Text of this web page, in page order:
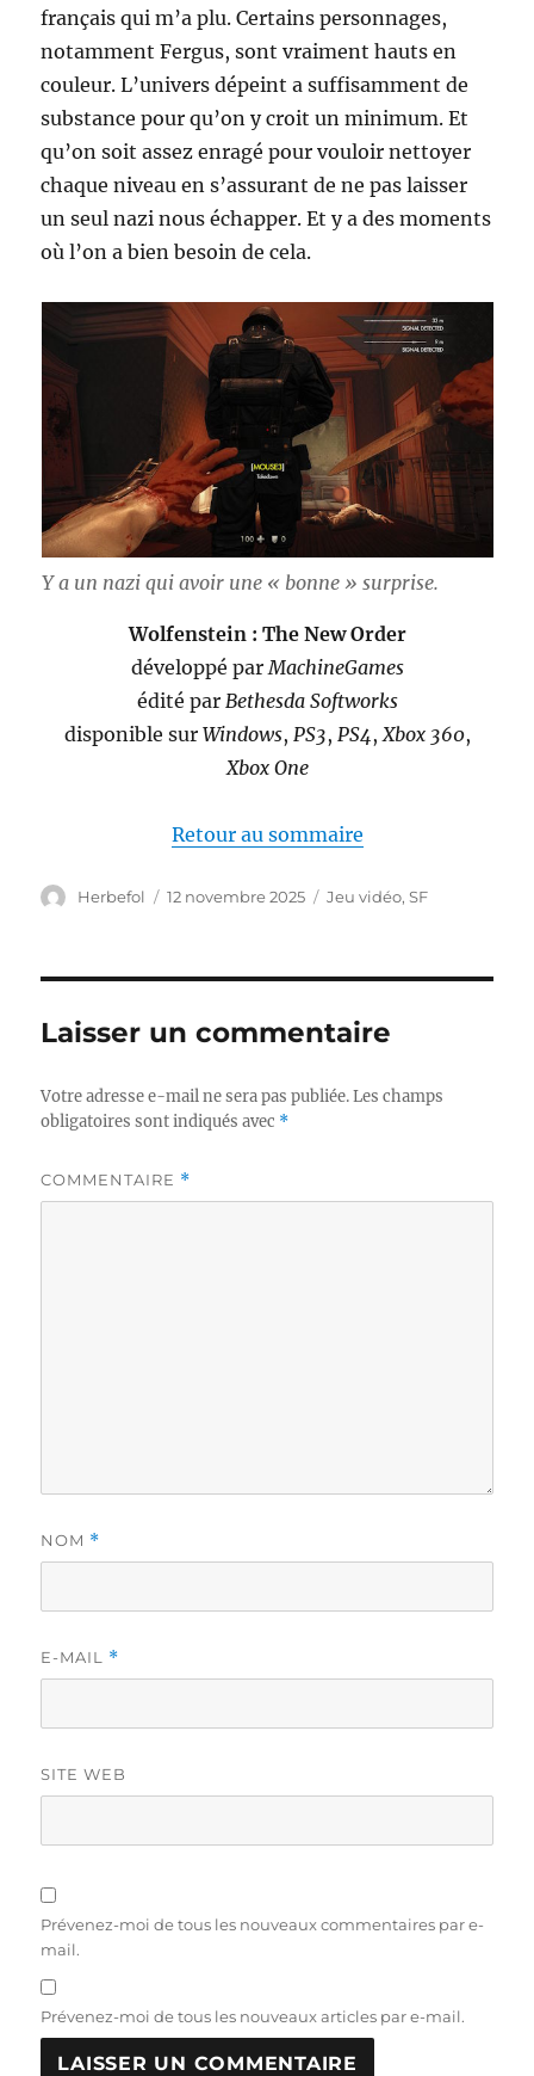
français qui m’a plu. Certains personnages,
notamment Fergus, sont vraiment hauts en
couleur. L’univers dépeint a suffisamment de
substance pour qu’on y croit un minimum. Et
qu’on soit assez enragé pour vouloir nettoyer
chaque niveau en s’assurant de ne pas laisser
un seul nazi nous échapper. Et y a des moments
où l’on a bien besoin de cela.
Y a un nazi qui avoir une « bonne » surprise.
Wolfenstein : The New Order
développé parMachineGames
édité par Bethesda Softworks
disponible sur Windows, PS3, PS4,Xbox 360,
Xbox One
Retour au sommaire
Auteur
Herbefol
Publié
12 novembre 2025 Catégories
Jeu vidéo,SF
Laisser un commentaire
Votre adresse e-mail ne sera pas publiée. Les champs
obligatoires sont indiqués avec *
COMMENTAIRE *
NOM *
E-MAIL *
SITE WEB
Prévenez-moi de tous les nouveaux commentaires par e-
mail.
Prévenez-moi de tous les nouveaux articles par e-mail.